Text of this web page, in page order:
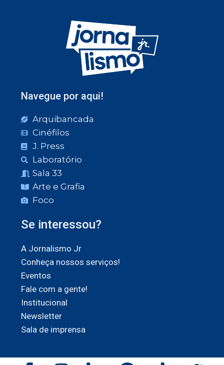
Navegue por aqui!
Arquibancada
Cinéfilos
J. Press
Laboratório
Sala 33
Arte e Grafia
Foco
Se interessou?
A Jornalismo Jr
Conheça nossos serviços!
Eventos
Fale com a gente!
Institucional
Newsletter
Sala de imprensa